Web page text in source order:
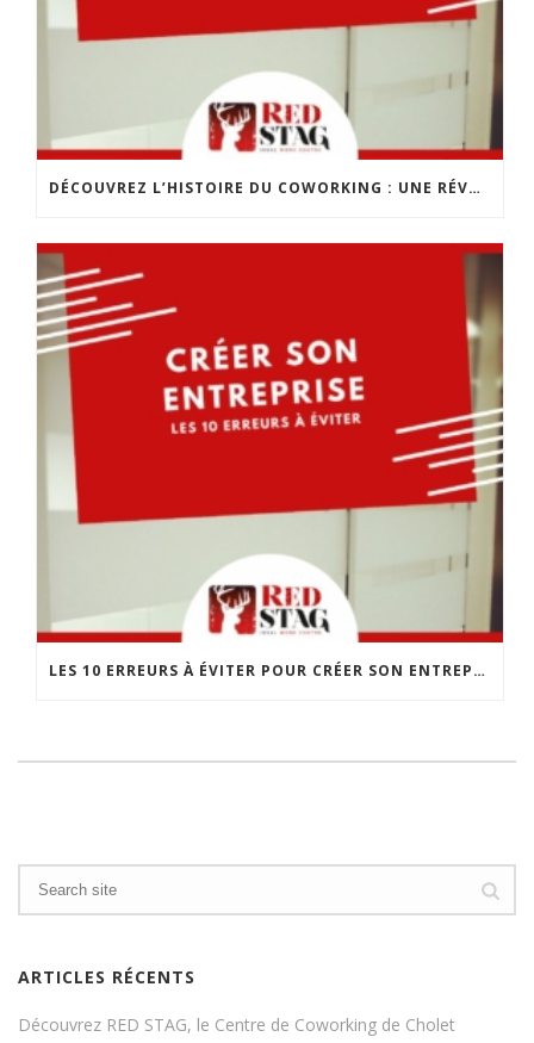
DÉCOUVREZ L’HISTOIRE DU COWORKING : UNE RÉVOLUTION DANS LE MONDE DU TRAVAIL
LES 10 ERREURS À ÉVITER POUR CRÉER SON ENTREPRISE
ARTICLES RÉCENTS
Découvrez RED STAG, le Centre de Coworking de Cholet